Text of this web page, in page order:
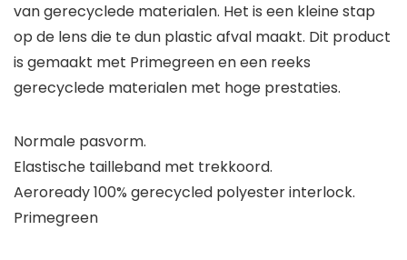
van gerecyclede materialen. Het is een kleine stap
op de lens die te dun plastic afval maakt. Dit product
is gemaakt met Primegreen en een reeks
gerecyclede materialen met hoge prestaties.
Normale pasvorm.
Elastische tailleband met trekkoord.
Aeroready 100% gerecycled polyester interlock.
Primegreen